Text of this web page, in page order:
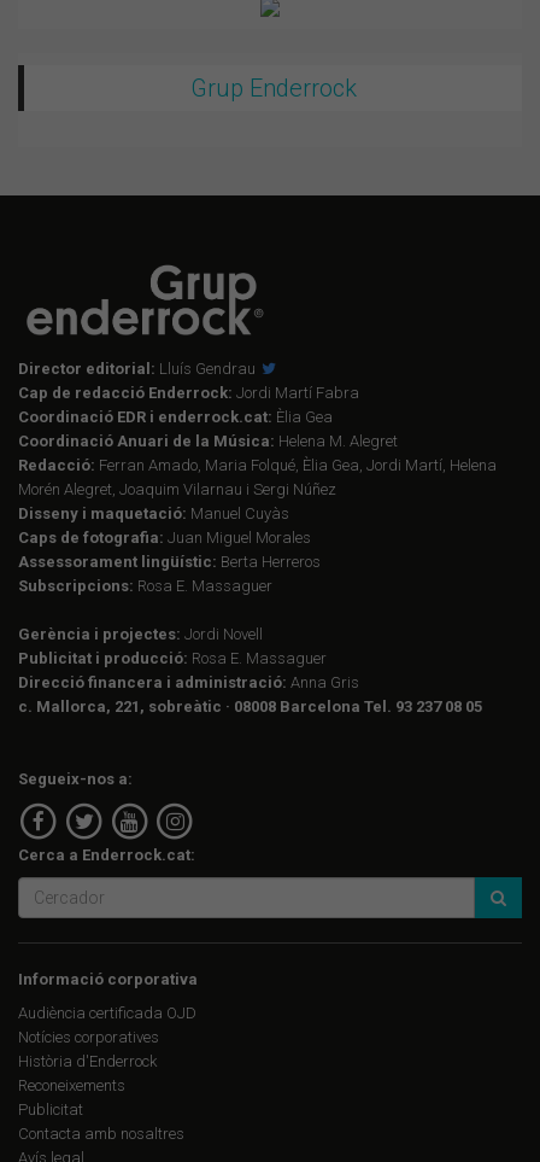
Grup Enderrock
Director editorial: Lluís Gendrau
Cap de redacció Enderrock: Jordi Martí Fabra
Coordinació EDR i enderrock.cat: Èlia Gea
Coordinació Anuari de la Música: Helena M. Alegret
Redacció: Ferran Amado, Maria Folqué, Èlia Gea, Jordi Martí, Helena
Morén Alegret, Joaquim Vilarnau i Sergi Núñez
Disseny i maquetació: Manuel Cuyàs
Caps de fotografia: Juan Miguel Morales
Assessorament lingüístic: Berta Herreros
Subscripcions: Rosa E. Massaguer
Gerència i projectes: Jordi Novell
Publicitat i producció: Rosa E. Massaguer
Direcció financera i administració: Anna Gris
c. Mallorca, 221, sobreàtic · 08008 Barcelona Tel. 93 237 08 05
Segueix-nos a:
Cerca a Enderrock.cat:
Informació corporativa
Audiència certificada OJD
Notícies corporatives
Història d'Enderrock
Reconeixements
Publicitat
Contacta amb nosaltres
Avís legal